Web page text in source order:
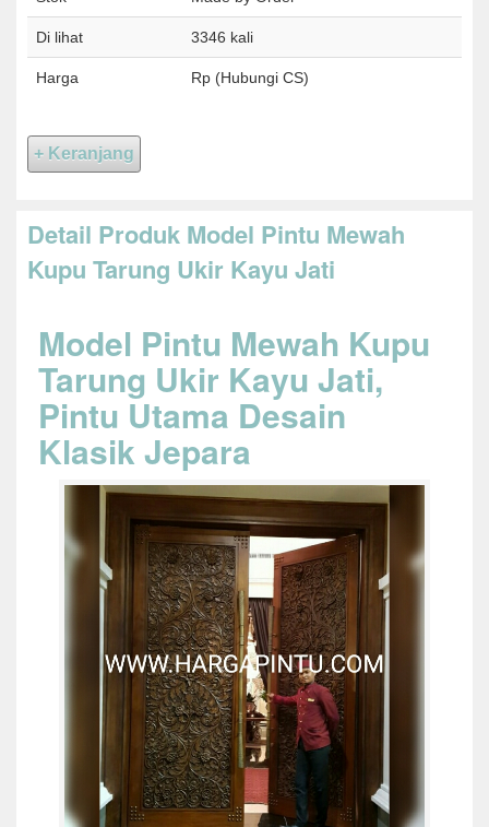
Di lihat 3346 kali
Harga Rp (Hubungi CS)
Detail Produk Model Pintu Mewah
Kupu Tarung Ukir Kayu Jati
Model Pintu Mewah Kupu
Tarung Ukir Kayu Jati,
Pintu Utama Desain
Klasik Jepara